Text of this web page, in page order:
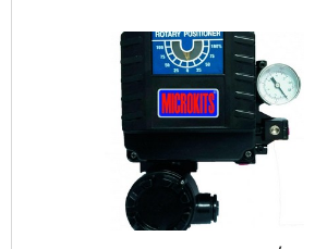
mais diversos segmentos,
plantas e sistemas
unidades de tratamento
indústrias químicas. Os atuadores